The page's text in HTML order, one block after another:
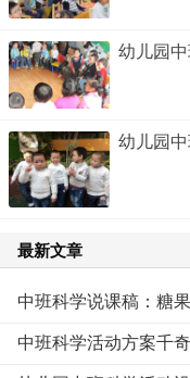
幼儿园中
幼儿园中
最新文章
中班科学说课稿：糖
中班科学活动方案千